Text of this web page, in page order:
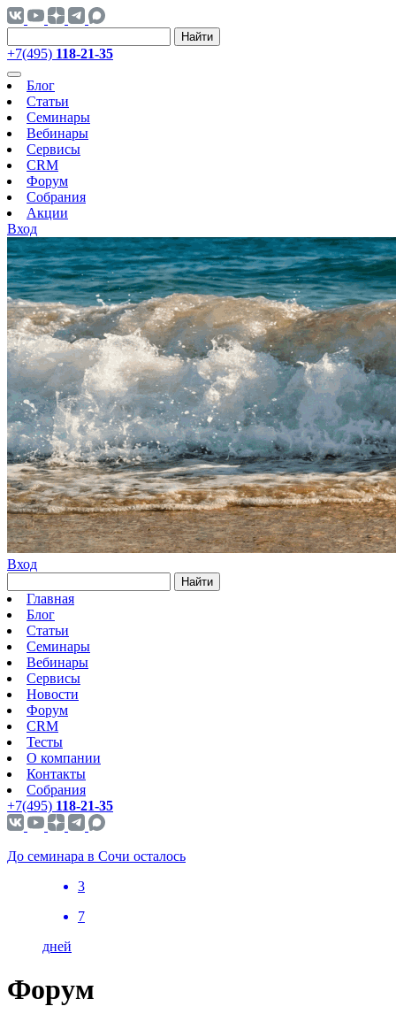
Найти
+7(495) 118-21-35
Блог
Статьи
Семинары
Вебинары
Сервисы
CRM
Форум
Собрания
Акции
Вход
Вход
Найти
Главная
Блог
Статьи
Семинары
Вебинары
Сервисы
Новости
Форум
CRM
Тесты
О компании
Контакты
Собрания
+7(495) 118-21-35
До семинара в Сочи осталось
3
7
дней
Форум